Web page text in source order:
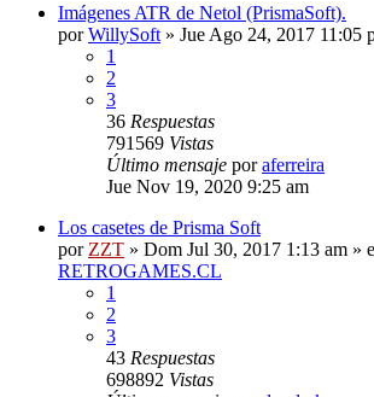
Imágenes ATR de Netol (PrismaSoft).
porWillySoft » Jue Ago 24, 2017 11:05
1
2
3
36 Respuestas
791569 Vistas
Último mensaje poraferreira
Jue Nov 19, 2020 9:25 am
Los casetes de Prisma Soft
por ZZT » Dom Jul 30, 2017 1:13 am »
RETROGAMES.CL
1
2
3
43 Respuestas
698892 Vistas